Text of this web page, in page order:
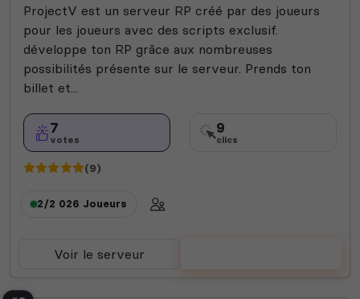
ProjectV est un serveur RP créé par des joueurs
pour les joueurs avec des scripts exclusif.
développe ton RP grâce aux nombreuses
possibilités présente sur le serveur. Prends ton
billet et...
7
votes
9
clics
(9)
2/2 026 Joueurs
Voir le serveur